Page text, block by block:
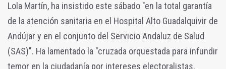
Lola Martín, ha insistido este sábado "en la total garantía
de la atención sanitaria en el Hospital Alto Guadalquivir de
Andújar y en el conjunto del Servicio Andaluz de Salud
(SAS)". Ha lamentado la "cruzada orquestada para infundir
temor en la ciudadanía por intereses electoralistas,